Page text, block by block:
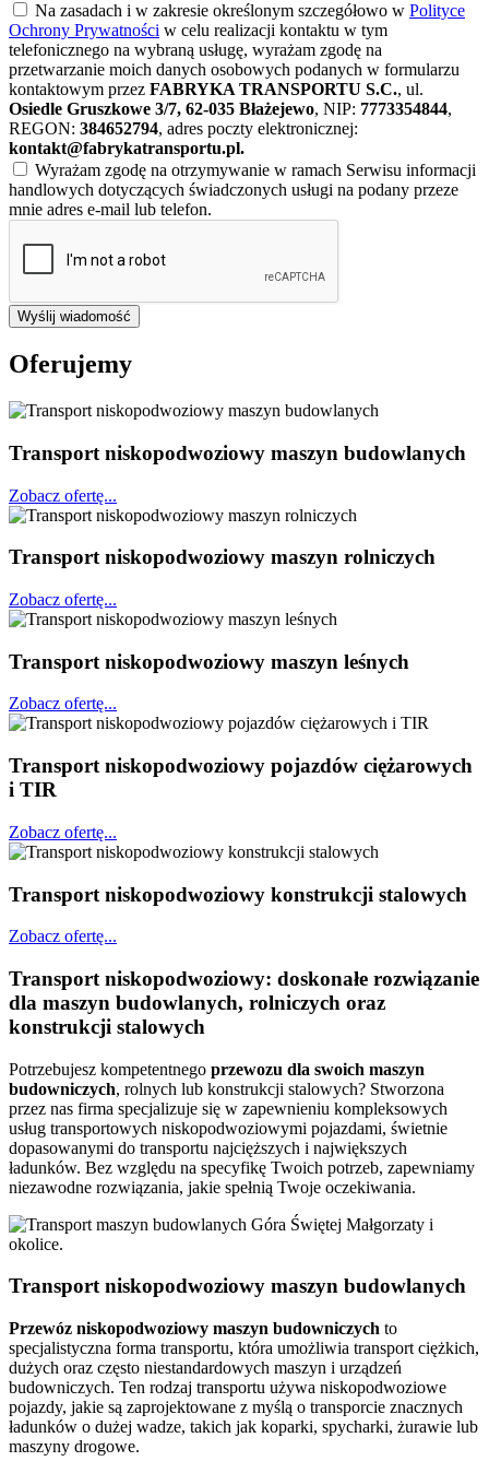
Na zasadach i w zakresie określonym szczegółowo w Polityce
Ochrony Prywatności w celu realizacji kontaktu w tym
telefonicznego na wybraną usługę, wyrażam zgodę na
przetwarzanie moich danych osobowych podanych w formularzu
kontaktowym przez FABRYKA TRANSPORTU S.C., ul.
Osiedle Gruszkowe 3/7, 62-035 Błażejewo, NIP: 7773354844,
REGON: 384652794, adres poczty elektronicznej:
kontakt@fabrykatransportu.pl.
Wyrażam zgodę na otrzymywanie w ramach Serwisu informacji
handlowych dotyczących świadczonych usługi na podany przeze
mnie adres e-mail lub telefon.
Wyślij wiadomość
Oferujemy
Transport niskopodwoziowy maszyn budowlanych
Zobacz ofertę...
Transport niskopodwoziowy maszyn rolniczych
Zobacz ofertę...
Transport niskopodwoziowy maszyn leśnych
Zobacz ofertę...
Transport niskopodwoziowy pojazdów ciężarowych
i TIR
Zobacz ofertę...
Transport niskopodwoziowy konstrukcji stalowych
Zobacz ofertę...
Transport niskopodwoziowy: doskonałe rozwiązanie
dla maszyn budowlanych, rolniczych oraz
konstrukcji stalowych
Potrzebujesz kompetentnego przewozu dla swoich maszyn
budowniczych, rolnych lub konstrukcji stalowych? Stworzona
przez nas firma specjalizuje się w zapewnieniu kompleksowych
usług transportowych niskopodwoziowymi pojazdami, świetnie
dopasowanymi do transportu najcięższych i największych
ładunków. Bez względu na specyfikę Twoich potrzeb, zapewniamy
niezawodne rozwiązania, jakie spełnią Twoje oczekiwania.
Transport niskopodwoziowy maszyn budowlanych
Przewóz niskopodwoziowy maszyn budowniczych to
specjalistyczna forma transportu, która umożliwia transport ciężkich,
dużych oraz często niestandardowych maszyn i urządzeń
budowniczych. Ten rodzaj transportu używa niskopodwoziowe
pojazdy, jakie są zaprojektowane z myślą o transporcie znacznych
ładunków o dużej wadze, takich jak koparki, spycharki, żurawie lub
maszyny drogowe.